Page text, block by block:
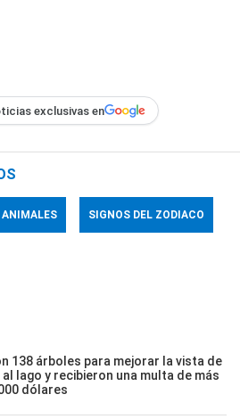
exclusivas en
ANIMALES SIGNOS DEL ZODIACO
138 árboles para mejorar la vista de
al lago y recibieron una multa de más
dólares